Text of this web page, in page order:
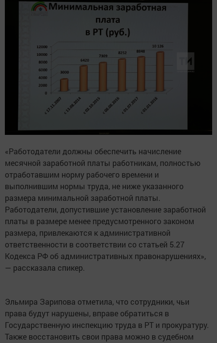
«Работодатели должны обеспечить начисление
месячной заработной платы работникам, полностью
отработавшим норму рабочего времени и
выполнившим нормы труда, не ниже указанного
размера минимальной заработной платы.
Работодатели, допустившие установление заработной
платы в размере менее предусмотренного законом
размера, привлекаются к административной
ответственности в соответствии со статьей 5.27
Кодекса РФ об административных правонарушениях»,
— рассказала спикер.
Эльмира Зарипова отметила, что сотрудники, чьи
права будут нарушены, вправе обратиться в
Государственную инспекцию труда в РТ и прокуратуру.
Также восстановить свои права можно в судебном